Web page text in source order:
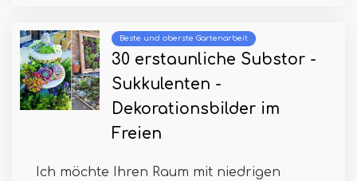
Beste und oberste Gartenarbeit
30 erstaunliche Substor -
Sukkulenten -
Dekorationsbilder im
Freien
Ich möchte Ihren Raum mit niedrigen